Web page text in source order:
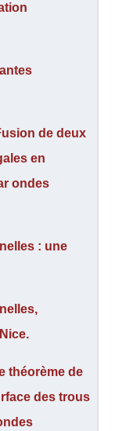
de deux
en
ondes
: une
théorème de
des trous